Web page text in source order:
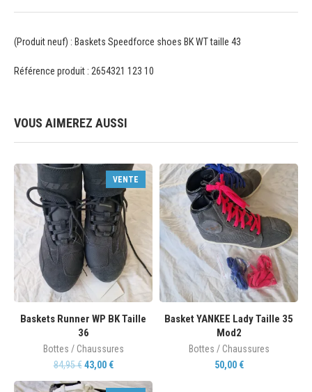
(Produit neuf) : Baskets Speedforce shoes BK WT taille 43
Référence produit : 2654321 123 10
VOUS AIMEREZ AUSSI
VENTE
Baskets Runner WP BK Taille
36
Bottes / Chaussures
84,95€ 43,00 €
Basket YANKEE Lady Taille 35
Mod2
Bottes / Chaussures
50,00 €